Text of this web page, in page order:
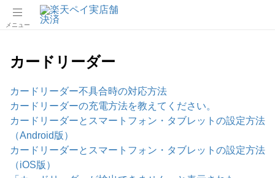
メニュー
カードリーダー
カードリーダー不具合時の対応方法
カードリーダーの充電方法を教えてください。
カードリーダーとスマートフォン・タブレットの設定方法
（Android版）
カードリーダーとスマートフォン・タブレットの設定方法
（iOS版）